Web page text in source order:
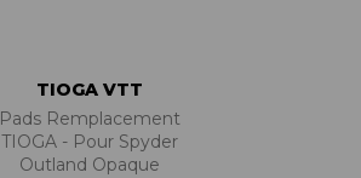
TIOGA VTT
Pads Remplacement
TIOGA - Pour Spyder
Outland Opaque